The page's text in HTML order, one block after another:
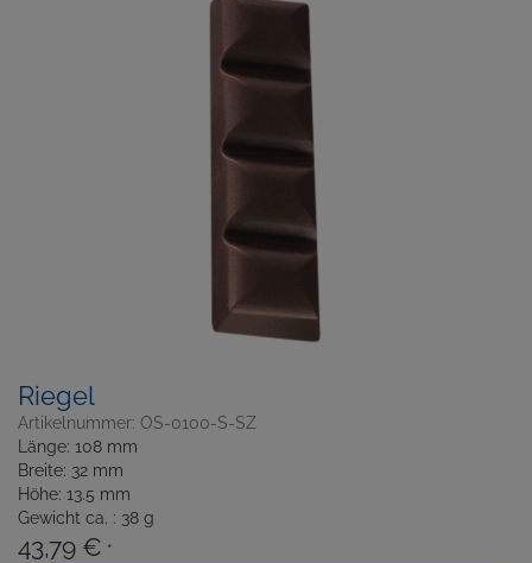
Riegel
Artikelnummer: OS-0100-S-SZ
Länge: 108 mm
Breite: 32 mm
Höhe: 13.5 mm
Gewicht ca. : 38 g
43,79 € *